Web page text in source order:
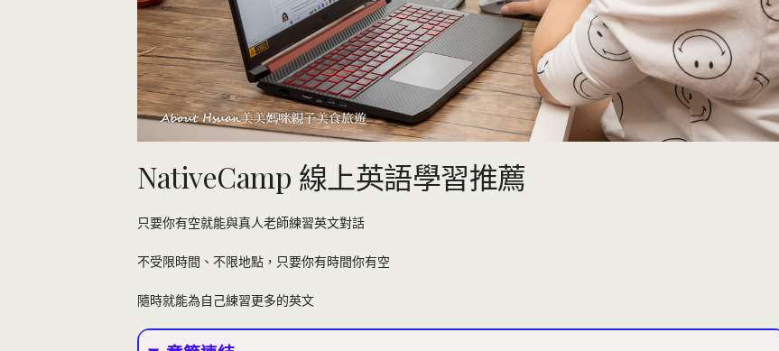
NativeCamp 線上英語學習推薦
只要你有空就能與真人老師練習英文對話
不受限時間、不限地點，只要你有時間你有空
隨時就能為自己練習更多的英文